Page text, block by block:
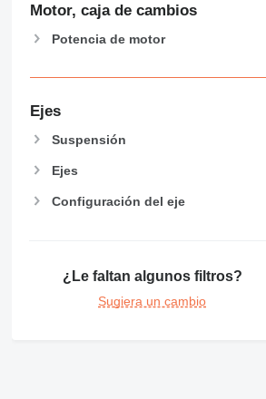
Motor, caja de cambios
Potencia de motor
Ejes
Suspensión
Ejes
Configuración del eje
¿Le faltan algunos filtros?
Sugiera un cambio